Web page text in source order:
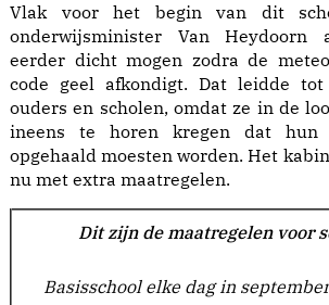
Vlak voor het begin van dit
onderwijsminister Van Heydoorn
eerder dicht mogen zodra de
code geel afkondigt. Dat leidde
ouders en scholen, omdat ze in de
ineens te horen kregen dat hun
opgehaald moesten worden. Het
nu met extra maatregelen.
Dit zijn de maatregelen voor
Basisschool elke dag in